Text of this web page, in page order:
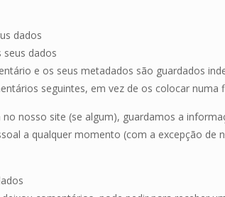
dados
dados
e os seus metadados são guardados
seguintes, em vez de os colocar numa
nosso site (se algum), guardamos a
a qualquer momento (com a excepção